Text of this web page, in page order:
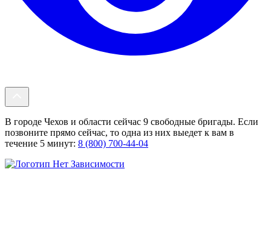
В городе Чехов и области сейчас 9 свободные бригады. Если
позвоните прямо сейчас, то одна из них выедет к вам в
течение 5 минут: 8 (800) 700-44-04